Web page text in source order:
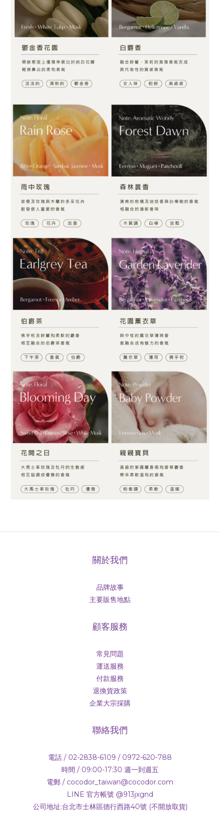
關於我們
品牌故事
主要販售地點
顧客服務
常見問題
運送服務
付款服務
退換貨政策
企業大宗採購
聯絡我們
電話 / 02-2838-6109 / 0972-620-788
時間 / 09:00-17:30 週一到週五
電郵 / cocodor_taiwan@cocodor.com
LINE 官方帳號 @913jxgnd
公司地址:台北市士林區德行西路40號 (不開放取貨)